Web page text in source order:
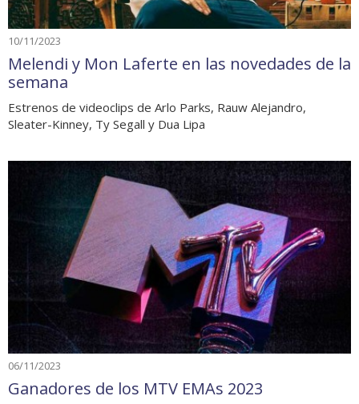
10/11/2023
Melendi y Mon Laferte en las novedades de la
semana
Estrenos de videoclips de Arlo Parks, Rauw Alejandro,
Sleater-Kinney, Ty Segall y Dua Lipa
06/11/2023
Ganadores de los MTV EMAs 2023